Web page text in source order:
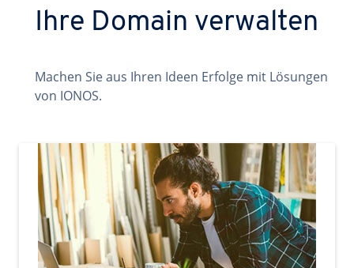
Ihre Domain verwalten
Machen Sie aus Ihren Ideen Erfolge mit Lösungen
von IONOS.